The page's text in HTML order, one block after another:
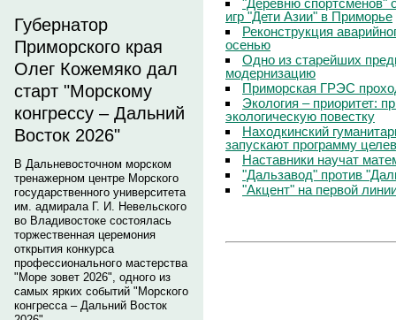
Губернатор
Приморского края
Олег Кожемяко дал
старт "Морскому
конгрессу – Дальний
Восток 2026"
В Дальневосточном морском
тренажерном центре Морского
государственного университета
им. адмирала Г. И. Невельского
во Владивостоке состоялась
торжественная церемония
открытия конкурса
профессионального мастерства
"Море зовет 2026", одного из
самых ярких событий "Морского
конгресса – Дальний Восток
игр "Дети Азии" в Приморье
Реконструкция
осенью
Одно из старейших
модернизацию
Приморская ГРЭС
Экология – приоритет:
экологическую повестку
Находкинский
запускают программу
Наставники научат
"Дальзавод" против
"Акцент" на первой